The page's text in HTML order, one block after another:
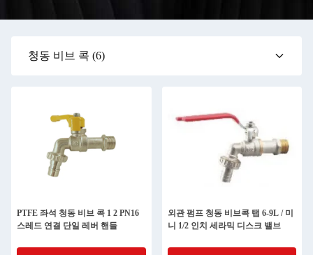
청동 비브 콕 (6)
PTFE 좌석 청동 비브 콕 1 2 PN16
스레드 연결 단일 레버 핸들
외관 펌프 청동 비브콕 탭 6-9L / 미
니 1/2 인치 세라믹 디스크 밸브